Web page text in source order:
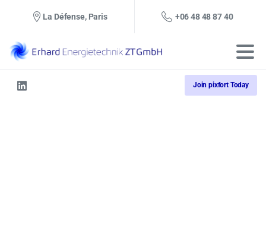
La Défense, Paris +06 48 48 87 40
Join pixfort Today